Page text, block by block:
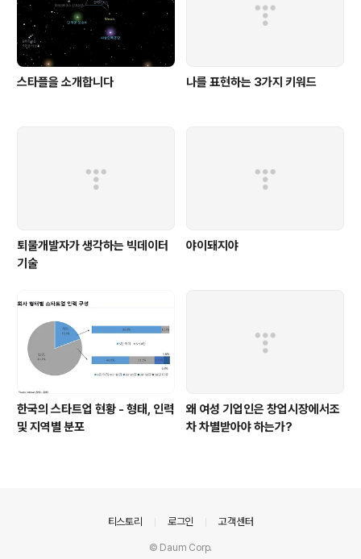
스타플을 소개합니다 나를 표현하는 3가지 키워드
퇴물개발자가 생각하는 빅데이터
기술
야이돼지야
한국의 스타트업 현황 - 형태, 인력
및 지역별 분포
왜 여성 기업인은 창업시장에서조
차 차별받아야 하는가?
티스토리 로그인 고객센터
© Daum Corp.